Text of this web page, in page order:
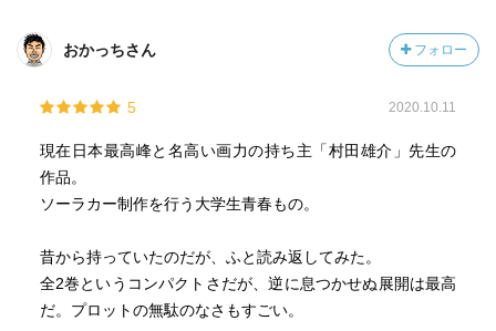
おかっちさん フォロー
5 2020.10.11
現在日本最高峰と名高い画力の持ち主「村田雄介」先生の
作品。
ソーラカー制作を行う大学生青春もの。
昔から持っていたのだが、ふと読み返してみた。
全2巻というコンパクトさだが、逆に息つかせぬ展開は最高
だ。プロットの無駄のなさもすごい。